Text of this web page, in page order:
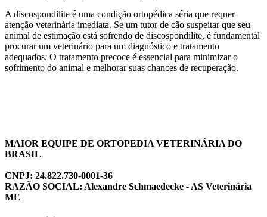
A discospondilite é uma condição ortopédica séria que requer
atenção veterinária imediata. Se um tutor de cão suspeitar que seu
animal de estimação está sofrendo de discospondilite, é fundamental
procurar um veterinário para um diagnóstico e tratamento
adequados. O tratamento precoce é essencial para minimizar o
sofrimento do animal e melhorar suas chances de recuperação.
MAIOR EQUIPE DE ORTOPEDIA VETERINÁRIA DO
BRASIL
CNPJ: 24.822.730-0001-36
RAZÃO SOCIAL: Alexandre Schmaedecke - AS Veterinária
ME